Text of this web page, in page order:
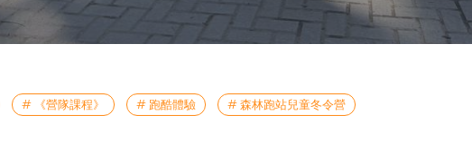
# 《營隊課程》 # 跑酷體驗 # 森林跑站兒童冬令營